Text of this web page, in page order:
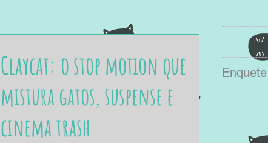
Claycat: o stop motion que
mistura gatos, suspense e
cinema trash
Enquete